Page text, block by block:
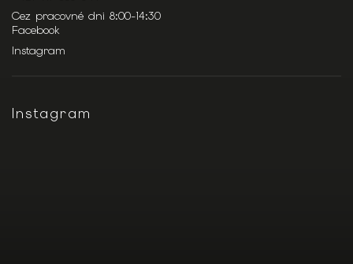
Cez pracovné dni 8:00-14:30
Facebook
Instagram
Instagram